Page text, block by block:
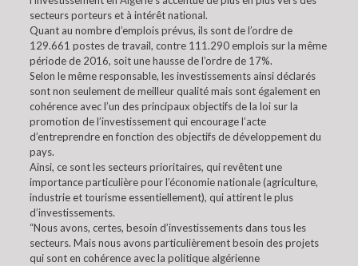
secteurs porteurs et à intérêt national.
Quant au nombre d’emplois prévus, ils sont de l’ordre de
129.661 postes de travail, contre 111.290 emplois sur la même
période de 2016, soit une hausse de l’ordre de 17%.
Selon le même responsable, les investissements ainsi déclarés
sont non seulement de meilleur qualité mais sont également en
cohérence avec l’un des principaux objectifs de la loi sur la
promotion de l’investissement qui encourage l’acte
d’entreprendre en fonction des objectifs de développement du
pays.
Ainsi, ce sont les secteurs prioritaires, qui revêtent une
importance particulière pour l’économie nationale (agriculture,
industrie et tourisme essentiellement), qui attirent le plus
d’investissements.
“Nous avons, certes, besoin d’investissements dans tous les
secteurs. Mais nous avons particulièrement besoin des projets
qui sont en cohérence avec la politique algérienne